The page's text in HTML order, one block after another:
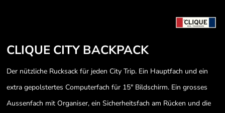
CLIQUE CITY BACKPACK
Der nützliche Rucksack für jeden City Trip. Ein Hauptfach und ein
extra gepolstertes Computerfach für 15" Bildschirm. Ein grosses
Aussenfach mit Organiser, ein Sicherheitsfach am Rücken und die